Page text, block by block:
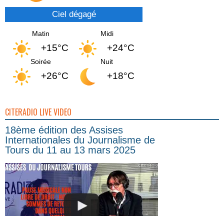
Ciel dégagé
Matin
+15°C
Midi
+24°C
Soirée
+26°C
Nuit
+18°C
CITERADIO LIVE VIDEO
18ème édition des Assises
Internationales du Journalisme de
Tours du 11 au 13 mars 2025